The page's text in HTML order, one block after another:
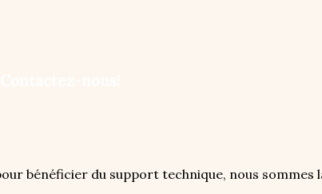
bénéficier du support technique, nous sommes